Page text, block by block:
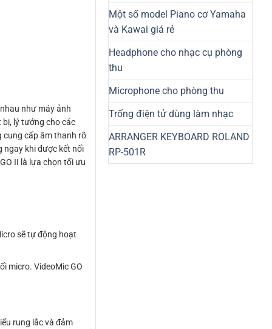
Một số model Piano cơ Yamaha
và Kawai giá rẻ
Headphone cho nhạc cụ phòng
thu
Microphone cho phòng thu
Trống điện tử dùng làm nhạc
ARRANGER KEYBOARD ROLAND
RP-501R
như máy ảnh
bị, lý tưởng cho các
cung cấp âm thanh rõ
ngay khi được kết nối
II là lựa chọn tối ưu
sẽ tự động hoạt
micro. VideoMic GO
rung lắc và đảm